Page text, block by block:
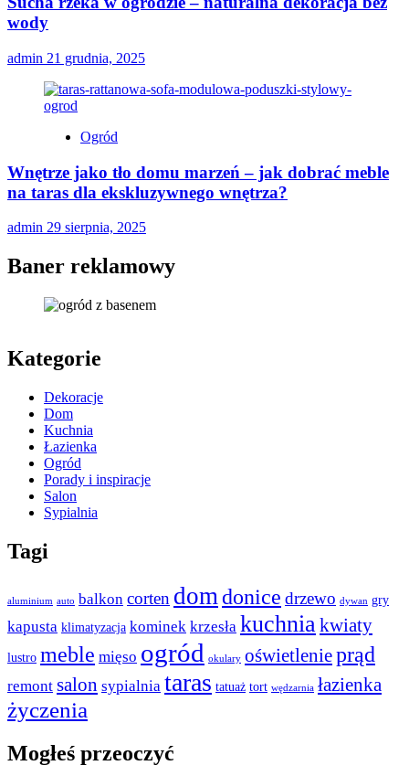
wody
admin 21 grudnia, 2025
Ogród
Wnętrze jako tło domu marzeń – jak dobrać meble
na taras dla ekskluzywnego wnętrza?
admin 29 sierpnia, 2025
Baner reklamowy
Kategorie
Dekoracje
Dom
Kuchnia
Łazienka
Ogród
Porady i inspiracje
Salon
Sypialnia
Tagi
aluminium auto balkon corten dom donice drzewo dywan gry
kapusta klimatyzacja kominek krzesła kuchniakwiaty
lustro meble mięso ogród okulary oświetlenieprąd
remont salon sypialnia taras tatuaż tort wędzarnia łazienka
życzenia
Mogłeś przeoczyć